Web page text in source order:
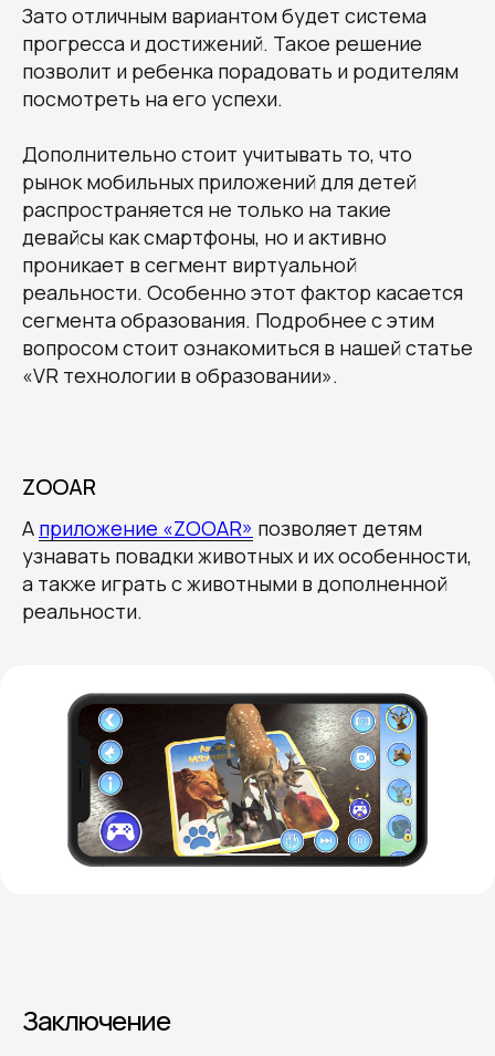
Зато отличным вариантом будет система
прогресса и достижений. Такое решение
позволит и ребенка порадовать и родителям
посмотреть на его успехи.
Дополнительно стоит учитывать то, что
рынок мобильных приложений для детей
распространяется не только на такие
девайсы как смартфоны, но и активно
проникает в сегмент виртуальной
реальности. Особенно этот фактор касается
сегмента образования. Подробнее с этим
вопросом стоит ознакомиться в нашей статье
«VR технологии в образовании».
ZOOAR
А приложение «ZOOAR» позволяет детям
узнавать повадки животных и их особенности,
а также играть с животными в дополненной
реальности.
Заключение
Получите наши
рекомендации, узнайте
стоимость и сроки
разработки вашего проекта
Овчинников Егор
Исполнительный
директор
+7 (996) 407-77-74sales@7winds.mobi